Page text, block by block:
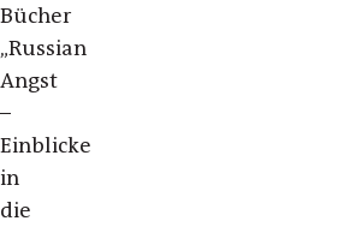
Bücher
„Russian
Angst
–
Einblicke
in
die